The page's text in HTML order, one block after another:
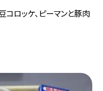
コロッケ、ピーマンと豚肉